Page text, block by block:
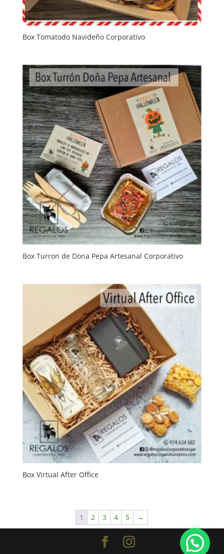
Box Tomatodo Navideño Corporativo
Box Turron de Dona Pepa Artesanal Corporativo
Box Virtual After Office
1 2 3 4 5 →